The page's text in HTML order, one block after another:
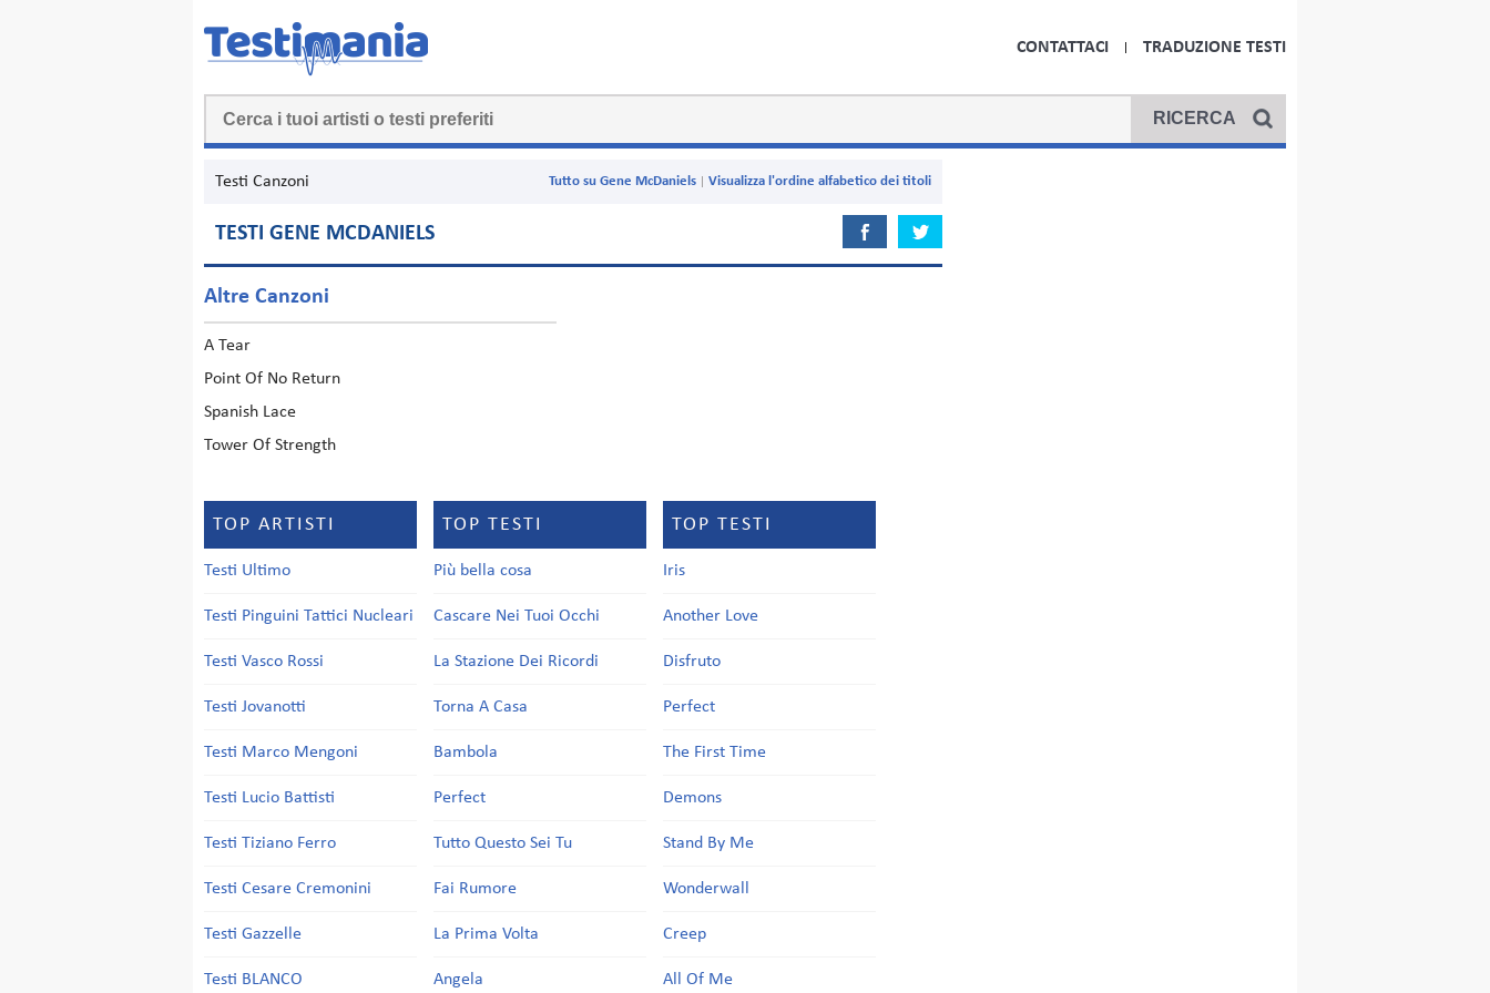
CONTATTACI TRADUZIONE TESTI
Testi Canzoni Visualizza l'ordine alfabetico dei titoli
Tutto su Gene McDaniels
TESTI GENE MCDANIELS
Altre Canzoni
A Tear
Point Of No Return
Spanish Lace
Tower Of Strength
TOP ARTISTI
Testi Ultimo
Testi Pinguini Tattici Nucleari
Testi Vasco Rossi
Testi Jovanotti
Testi Marco Mengoni
Testi Lucio Battisti
Testi Tiziano Ferro
Testi Cesare Cremonini
Testi Gazzelle
Testi BLANCO
TOP TESTI
Più bella cosa
Cascare Nei Tuoi Occhi
La Stazione Dei Ricordi
Torna A Casa
Bambola
Perfect
Tutto Questo Sei Tu
Fai Rumore
La Prima Volta
Angela
TOP TESTI
Iris
Another Love
Disfruto
Perfect
The First Time
Demons
Stand By Me
Wonderwall
Creep
All Of Me